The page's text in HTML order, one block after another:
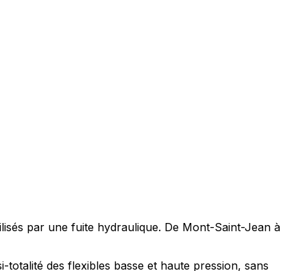
par une fuite hydraulique. De Mont-Saint-Jean à
des flexibles basse et haute pression, sans